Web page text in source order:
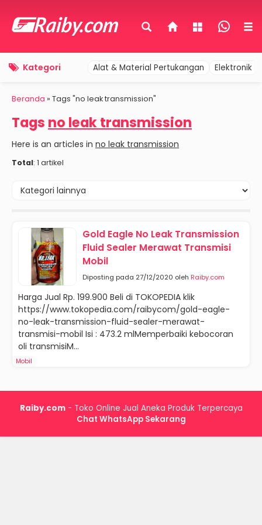
Kategori Alat & Material Pertukangan Elektronik
Beranda » Tags "no leak transmission"
Tags no leak transmission
Here is an articles in no leak transmission
Total: 1 artikel
Gold Eagle No Leak Transmission
Fluid Sealer Merawat Transmisi
Mobil
Diposting pada 27/12/2020 oleh Raiby.com
Harga Jual Rp. 199.900 Beli di TOKOPEDIA klik
https://www.tokopedia.com/raibycom/gold-eagle-
no-leak-transmission-fluid-sealer-merawat-
transmisi-mobil Isi : 473.2 mlMemperbaiki kebocoran
oli transmisiM...
Mobil
Raiby.com- Toko Online Jual Aneka Produk Terpercaya
Chat WhatsApp Sekarang